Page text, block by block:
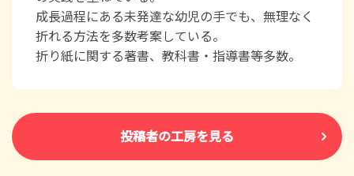
成長過程にある未発達な幼児の手でも、無理なく
折れる方法を多数考案している。
折り紙に関する著書、教科書・指導書等多数。
投稿者の工房を見る